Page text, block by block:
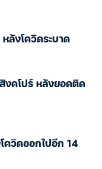
ลังโควิดระบาด
งคโปร์ หลังยอดติด
ควิดออกไปอีก 14